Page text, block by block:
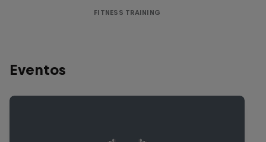
FITNESS TRAINING
Eventos